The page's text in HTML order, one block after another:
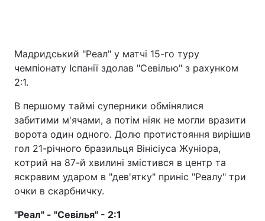
Мадридський "Реал" у матчі 15-го туру
чемпіонату Іспанії здолав "Севілью" з рахунком
2:1.
В першому таймі суперники обмінялися
забитими м'ячами, а потім ніяк не могли вразити
ворота один одного. Долю протистояння вирішив
гол 21-річного бразильця Вінісіуса Жуніора,
котрий на 87-й хвилині змістився в центр та
яскравим ударом в "дев'ятку" приніс "Реалу" три
очки в скарбничку.
"Реал" - "Севілья" - 2:1